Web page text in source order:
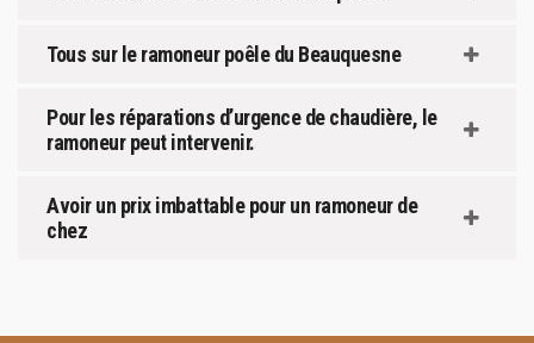
Tous sur le ramoneur poêle du Beauquesne
Pour les réparations d’urgence de chaudière, le
ramoneur peut intervenir.
Avoir un prix imbattable pour un ramoneur de
chez